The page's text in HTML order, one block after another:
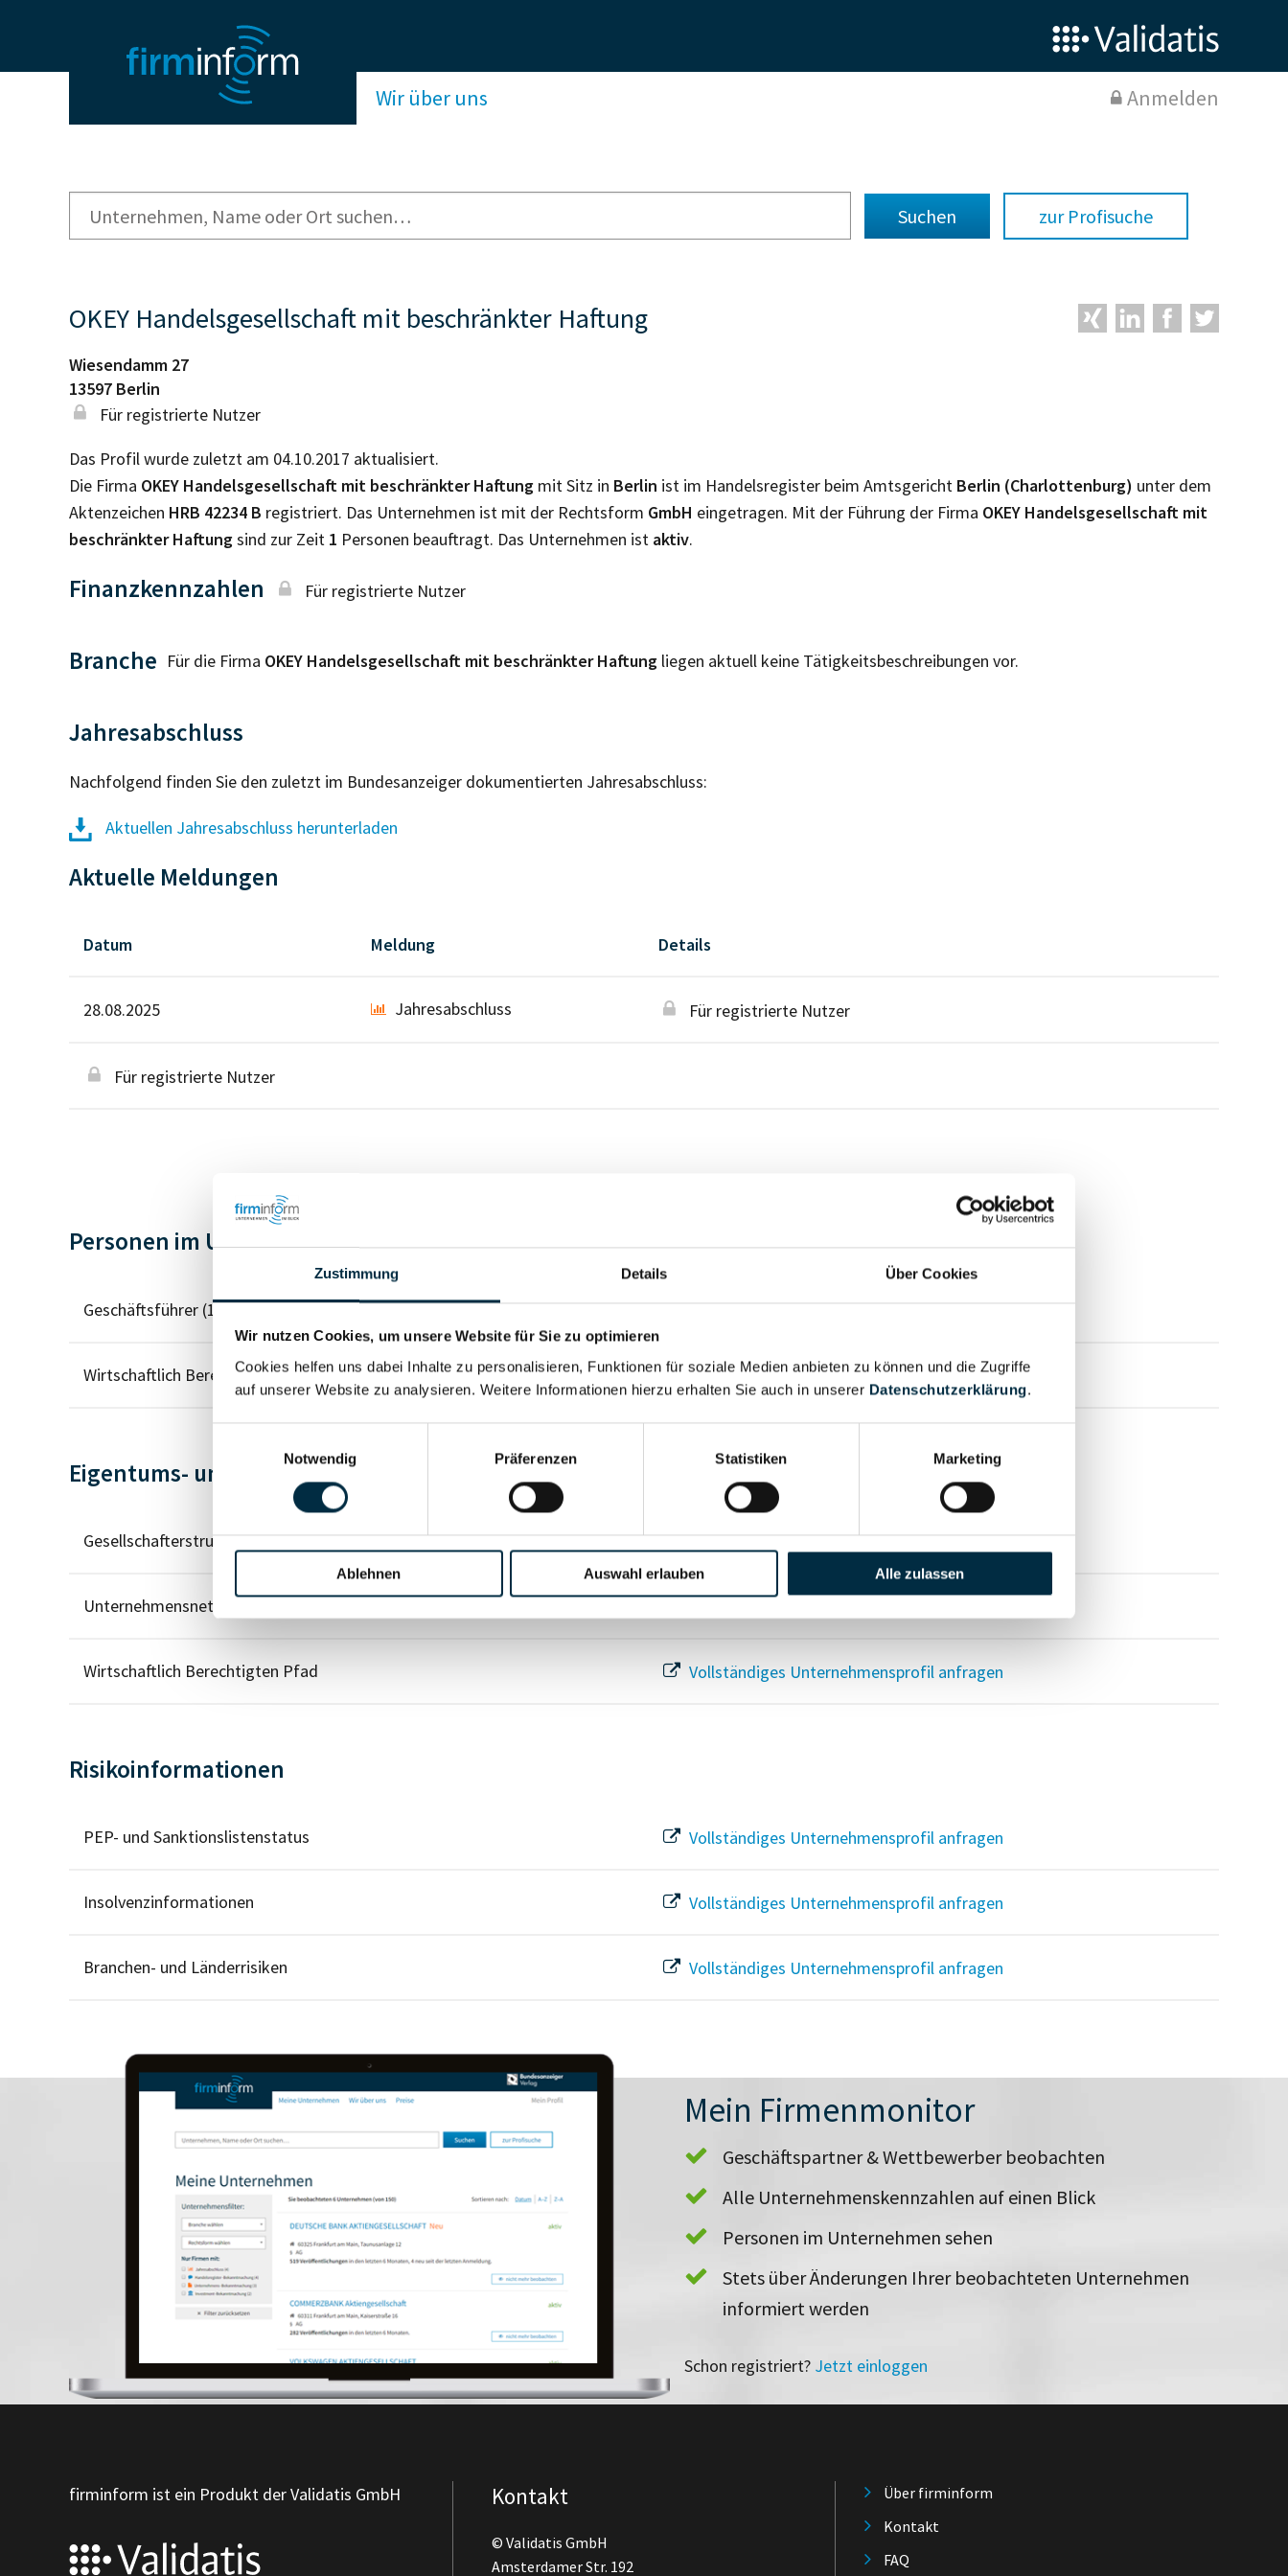
Zustimmung Details Über Cookies
Wir nutzen Cookies, um unsere Website für Sie zu optimieren
Cookies helfen uns dabei Inhalte zu personalisieren, Funktionen für soziale Medien anbieten zu können und die Zugriffe
auf unserer Website zu analysieren. Weitere Informationen hierzu erhalten Sie auch in unserer Datenschutzerklärung.
Notwendig
Präferenzen Statistiken Marketing
Ablehnen Auswahl erlauben Alle zulassen
Wir über uns Anmelden
zur Profisuche
OKEY Handelsgesellschaft mit beschränkter Haftung
Wiesendamm 27
13597 Berlin
Für registrierte Nutzer
Das Profil wurde zuletzt am 04.10.2017 aktualisiert.
Die Firma OKEY Handelsgesellschaft mit beschränkter Haftung mit Sitz in Berlin ist im Handelsregister beim Amtsgericht Berlin (Charlottenburg) unter dem
Aktenzeichen HRB 42234 B registriert. Das Unternehmen ist mit der Rechtsform GmbH eingetragen. Mit der Führung der Firma OKEY Handelsgesellschaft mit
beschränkter Haftungsind zur Zeit 1 Personen beauftragt. Das Unternehmen ist aktiv.
Finanzkennzahlen Für registrierte Nutzer
Branche Für die Firma OKEY Handelsgesellschaft mit beschränkter Haftung liegen aktuell keine Tätigkeitsbeschreibungen vor.
Jahresabschluss
Nachfolgend finden Sie den zuletzt im Bundesanzeiger dokumentierten Jahresabschluss:
Aktuellen Jahresabschluss herunterladen
Aktuelle Meldungen
Datum Meldung Details
28.08.2025 Jahresabschluss Für registrierte Nutzer
Für registrierte Nutzer
Personen im Unternehmen
Geschäftsführer (1) Für registrierte Nutzer
Wirtschaftlich Berechtigter Vollständiges Unternehmensprofil anfragen
Eigentums- und Kontrollstruktur
Gesellschafterstruktur Vollständiges Unternehmensprofil anfragen
Unternehmensnetzwerk
Wirtschaftlich Berechtigten Pfad Vollständiges Unternehmensprofil anfragen
Risikoinformationen
PEP- und Sanktionslistenstatus Vollständiges Unternehmensprofil anfragen
Insolvenzinformationen Vollständiges Unternehmensprofil anfragen
Branchen- und Länderrisiken Vollständiges Unternehmensprofil anfragen
Mein Firmenmonitor
Geschäftspartner & Wettbewerber beobachten
Alle Unternehmenskennzahlen auf einen Blick
Personen im Unternehmen sehen
Stets über Änderungen Ihrer beobachteten Unternehmen
informiert werden
Schon registriert? Jetzt einloggen
firminform ist ein Produkt der Validatis GmbH Kontakt
© Validatis GmbH
Amsterdamer Str. 192
Über firminform
Kontakt
FAQ